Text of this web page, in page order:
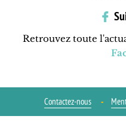
Retrouvez toute
Contactez-nous